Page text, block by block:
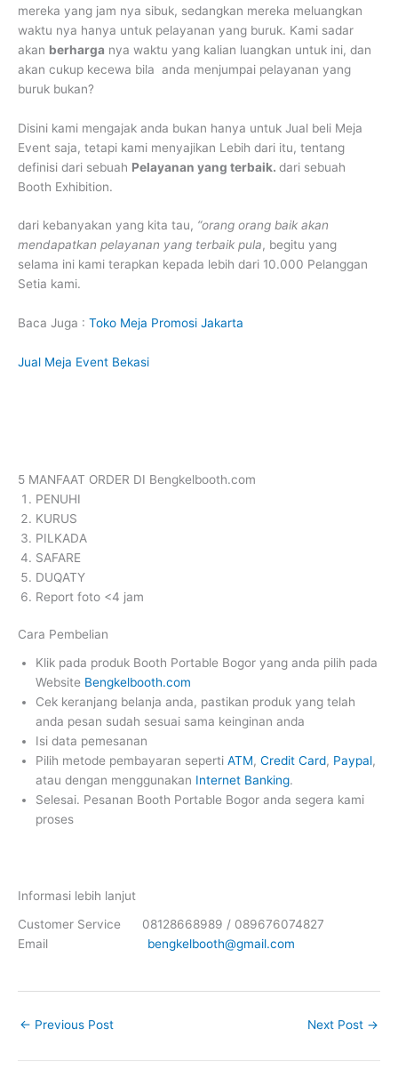
mereka yang jam nya sibuk, sedangkan mereka meluangkan
waktu nya hanya untuk pelayanan yang buruk. Kami sadar
akan berharga nya waktu yang kalian luangkan untuk ini, dan
akan cukup kecewa bila anda menjumpai pelayanan yang
buruk bukan?
Disini kami mengajak anda bukan hanya untuk Jual beli Meja
Event saja, tetapi kami menyajikan Lebih dari itu, tentang
definisi dari sebuah Pelayanan yang terbaik. dari sebuah
Booth Exhibition.
dari kebanyakan yang kita tau, “orang orang baik akan
mendapatkan pelayanan yang terbaik pula, begitu yang
selama ini kami terapkan kepada lebih dari 10.000 Pelanggan
Setia kami.
Baca Juga : Toko Meja Promosi Jakarta
Jual Meja Event Bekasi
5 MANFAAT ORDER DI Bengkelbooth.com
PENUHI
KURUS
PILKADA
SAFARE
DUQATY
Report foto <4 jam
Cara Pembelian
Klik pada produk Booth Portable Bogor yang anda pilih pada
Website Bengkelbooth.com
Cek keranjang belanja anda, pastikan produk yang telah
anda pesan sudah sesuai sama keinginan anda
Isi data pemesanan
Pilih metode pembayaran seperti ATM, Credit Card, Paypal,
atau dengan menggunakan Internet Banking.
Selesai. Pesanan Booth Portable Bogor anda segera kami
proses
Informasi lebih lanjut
Customer Service 08128668989 / 089676074827
Email bengkelbooth@gmail.com
← Previous Post Next Post →